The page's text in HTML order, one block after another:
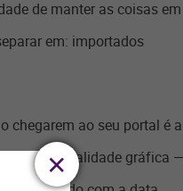
de manter as coisas em
em: importados
chegarem ao seu portal é a
qualidade gráfica